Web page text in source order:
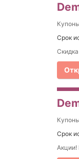
Срок
Срок
Акции!